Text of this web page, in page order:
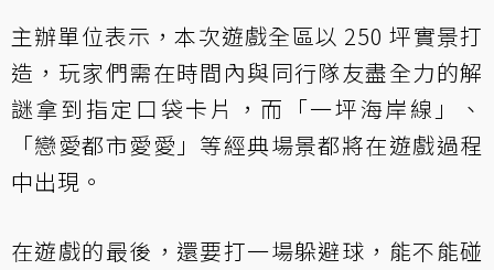
主辦單位表示，本次遊戲全區以 250 坪實景打
造，玩家們需在時間內與同行隊友盡全力的解
謎拿到指定口袋卡片，而「一坪海岸線」、
「戀愛都市愛愛」等經典場景都將在遊戲過程
中出現。
在遊戲的最後，還要打一場躲避球，能不能碰